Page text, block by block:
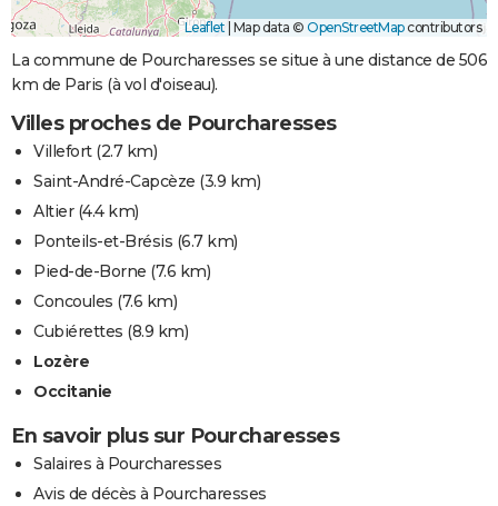
Leaflet Map data © OpenStreetMapcontributors
La commune de Pourcharesses se situe à une distance de 506
km de Paris (à vol d'oiseau).
Villes proches de Pourcharesses
Villefort(2.7 km)
Saint-André-Capcèze (3.9 km)
Altier(4.4 km)
Ponteils-et-Brésis (6.7 km)
Pied-de-Borne (7.6 km)
Concoules (7.6 km)
Cubiérettes (8.9 km)
Lozère
Occitanie
En savoir plus sur Pourcharesses
Salaires à Pourcharesses
Avis de décès à Pourcharesses